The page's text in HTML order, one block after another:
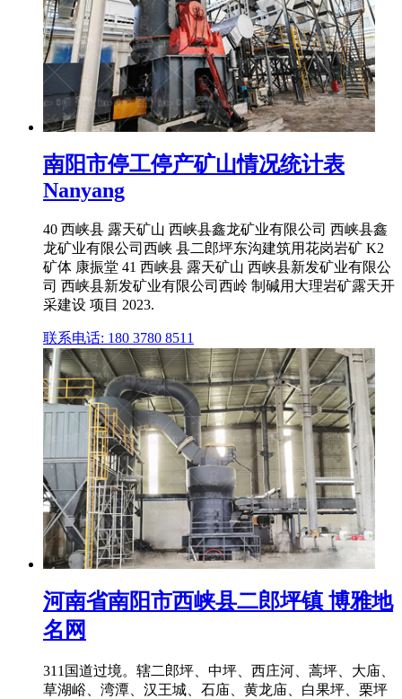
南阳市停工停产矿山情况统计表
Nanyang
40 西峡县 露天矿山 西峡县鑫龙矿业有限公司 西峡县鑫
龙矿业有限公司西峡 县二郎坪东沟建筑用花岗岩矿 K2
矿体 康振堂 41 西峡县 露天矿山 西峡县新发矿业有限公
司 西峡县新发矿业有限公司西岭 制碱用大理岩矿露天开
采建设 项目 2023.
联系电话: 180 3780 8511
河南省南阳市西峡县二郎坪镇 博雅地
名网
311国道过境。辖二郎坪、中坪、西庄河、蒿坪、大庙、
草湖峪、湾潭、汉王城、石庙、黄龙庙、白果坪、栗坪